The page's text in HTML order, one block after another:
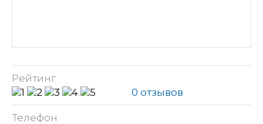
Рейтинг
0 отзывов
Телефон